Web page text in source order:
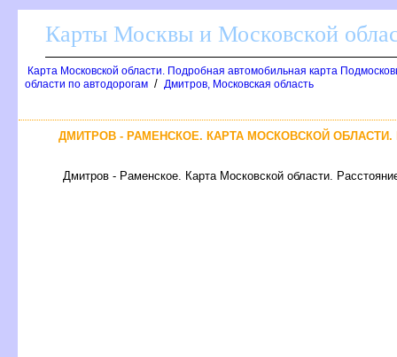
Карты Москвы и Московской
Карта Московской области. Подробная автомобильная карта
области по автодорогам / Дмитров, Московская область
ДМИТРОВ - РАМЕНСКОЕ. КАРТА МОСКОВСКОЙ
Дмитров - Раменское. Карта Московской области.